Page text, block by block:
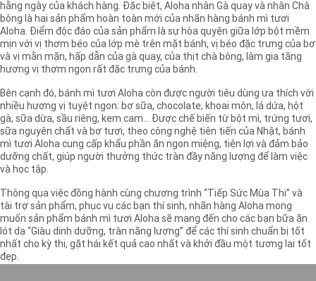
hằng ngày của khách hàng. Đặc biệt, Aloha nhân Gà quay và nhân Chà
bông là hai sản phẩm hoàn toàn mới của nhãn hàng bánh mì tươi
Aloha. Điểm độc đáo của sản phẩm là sự hòa quyện giữa lớp bột mềm
mịn với vị thơm béo của lớp mè trên mặt bánh, vị béo đặc trưng của bơ
và vị mằn mặn, hấp dẫn của gà quay, của thịt chà bông, làm gia tăng
hương vị thơm ngon rất đặc trưng của bánh.
Bên cạnh đó, bánh mì tươi Aloha còn được người tiêu dùng ưa thích với
nhiều hương vị tuyệt ngon: bơ sữa, chocolate, khoai môn, lá dứa, hột
gà, sữa dừa, sầu riêng, kem cam... Được chế biến từ bột mì, trứng tươi,
sữa nguyên chất và bơ tươi, theo công nghệ tiên tiến của Nhật, bánh
mì tươi Aloha cung cấp khẩu phần ăn ngon miệng, tiện lợi và đảm bảo
dưỡng chất, giúp người thưởng thức tràn đầy năng lượng để làm việc
và học tập.
Thông qua việc đồng hành cùng chương trình “Tiếp Sức Mùa Thi” và
tài trợ sản phẩm, phục vụ các bạn thí sinh, nhãn hàng Aloha mong
muốn sản phẩm bánh mì tươi Aloha sẽ mang đến cho các bạn bữa ăn
lót dạ “Giàu dinh dưỡng, tràn năng lượng” để các thí sinh chuẩn bị tốt
nhất cho kỳ thi, gặt hái kết quả cao nhất và khởi đầu một tương lai tốt
đẹp.